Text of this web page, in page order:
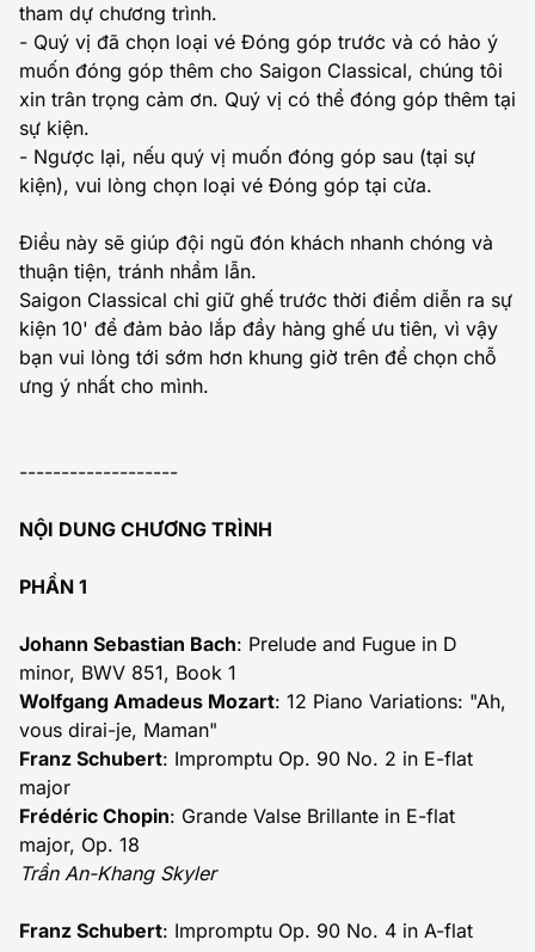
tham dự chương trình.
- Quý vị đã chọn loại vé Đóng góp trước và có hảo ý
muốn đóng góp thêm cho Saigon Classical, chúng tôi
xin trân trọng cảm ơn. Quý vị có thể đóng góp thêm tại
sự kiện.
- Ngược lại, nếu quý vị muốn đóng góp sau (tại sự
kiện), vui lòng chọn loại vé Đóng góp tại cửa.
Điều này sẽ giúp đội ngũ đón khách nhanh chóng và
thuận tiện, tránh nhầm lẫn.
Saigon Classical chỉ giữ ghế trước thời điểm diễn ra sự
kiện 10' để đảm bảo lắp đầy hàng ghế ưu tiên, vì vậy
bạn vui lòng tới sớm hơn khung giờ trên để chọn chỗ
ưng ý nhất cho mình.
-------------------
NỘI DUNG CHƯƠNG TRÌNH
PHẦN 1
Johann Sebastian Bach: Prelude and Fugue in D
minor, BWV 851, Book 1
Wolfgang Amadeus Mozart: 12 Piano Variations: "Ah,
vous dirai-je, Maman"
Franz Schubert: Impromptu Op. 90 No. 2 in E-flat
major
Frédéric Chopin: Grande Valse Brillante in E-flat
major, Op. 18
Trần An-Khang Skyler
Franz Schubert: Impromptu Op. 90 No. 4 in A-flat